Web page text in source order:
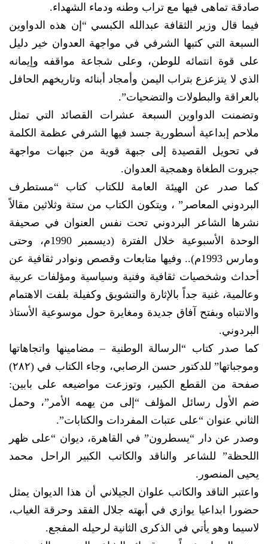
صادقة تماهى فيها مع تراب وطنه ودماء الشهداء.
فيما قال وزير الثقافة عبدالله الكبسي “إن هذه الدواوين
السبعة التي كتبها الشرفي في مواجهة العدوان خير دليل
على قوة انتمائه للوطن، وعلى شجاعة مواقفه وإيمانه
الذي لا يتزعزع بتراب اليمن وأمجاد أبنائه وتاريخهم الحافل
بالعراقة والبطولات والتضحيات”.
وتضمنت الدواوين السبعة عشرات القصائد التي تمثل
ملاحم إبداعية أسطورية جسد فيها الشرفي عظمة الكلمة
في تحويل القصيدة إلى جبهة قوية من جبهات مواجهة
جبروت الطغاة وهمجية العدوان.
كما صدر عن الهيئة العامة للكتاب كتاب “مستطرف
البردوني المعاصر” ، ويتكون الكتاب من ستة وثلاثين مقالاً
نشرها الشاعر البردوني تحت نفس العنوان في صحيفة
الوحدة الأسبوعية خلال الفترة (ديسمبر 1990م، وحتى
ومارس 1993م).. وفيها متابعات وقصص ونوادر ثقافية عن
أحداث وشخصيات ثقافية وفنية وسياسية ومؤلفات عربية
وعالمية، غنية جداً بالإثارة والتشويق وكفيلة بلفت الاهتمام
والانتباه وبفتح آفاق جديدة ومغايرة حول موسوعية الأستاذ
البردوني.
كما صدر كتاب “الرسالة الوطنية – مضامينها واتجاهاتها
وموجباتها” للدكتور حسن الرصابي، وجاء الكتاب في (٢٨٢)
صفحة من القطع الكبير، وتوزعت مواضيعه على بابين:
ضم الأول رسائل المؤلف “إلى من يهمه الأمر”، وحمل
الثاني عنوان “على عتبات المفردات والكتابات”.
وصدر عن دار “يسطرون” في القاهرة، ديوان “على ظهر
اللحظة” للشاعر والناقد والكاتب الكبير الراحل محمد
يحيى المنصور.
واعتبر الناقد والكاتب علوان الجيلاني أن هذا الديوان يمثل
حضورا ابداعيا يوازي في أبهته جلال الفقد وحرقة الغياب،
لاسيما وهو يأتي في الذكرى الثانية لرحيله المفجع.